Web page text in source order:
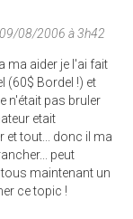
08/2006 à 3h42
ma aider je l'ai fait
(60$ Bordel !) et
n'était pas bruler
etait
et tout... donc il ma
peut
maintenant un
ce topic !